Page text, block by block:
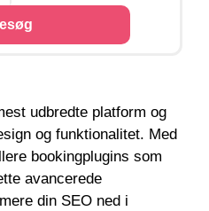
udbredte platform og
og funktionalitet. Med
bookingplugins som
avancerede
din SEO ned i